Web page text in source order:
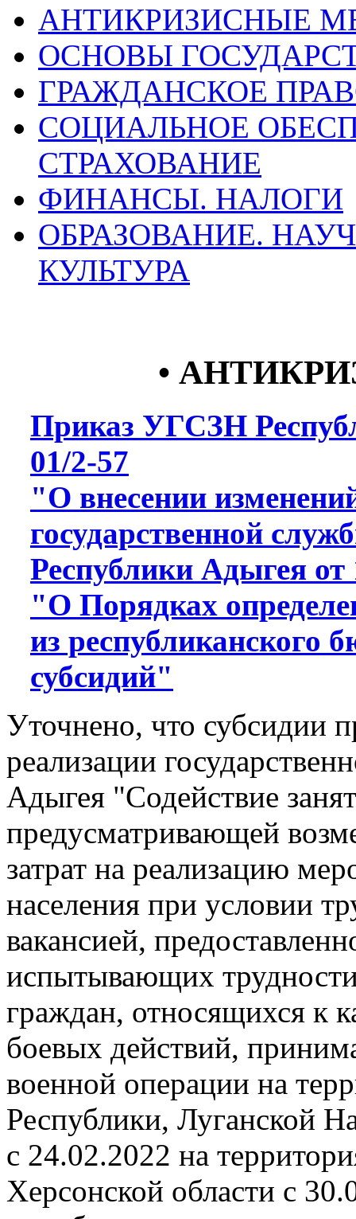
АНТИКРИЗИСНЫЕ
ОСНОВЫ
ГРАЖДАНСКОЕ
СОЦИАЛЬНОЕ
СТРАХОВАНИЕ
ФИНАНСЫ. НАЛОГИ
ОБРАЗОВАНИЕ.
КУЛЬТУРА
•
Приказ УГСЗН
01/2-57
"О внесении
государственной
Республики Адыгея от
"О Порядках
из республиканского
субсидий"
Уточнено, что субсидии
реализации
Адыгея "Содействие
предусматривающей
затрат на реализацию
населения при условии
вакансией,
испытывающих
граждан, относящихся к
боевых действий,
военной операции на
Республики, Луганской
с 24.02.2022 на
Херсонской области с